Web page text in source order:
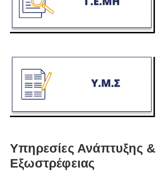
Υπηρεσίες Ανάπτυξης &
Εξωστρέφειας